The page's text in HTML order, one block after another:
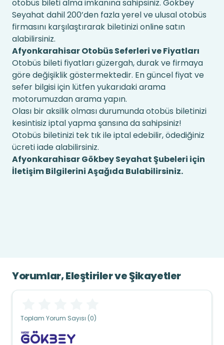
otobüs bileti alma imkanına sahipsiniz. Gökbey
Seyahat dahil 200’den fazla yerel ve ulusal otobüs
firmasını karşılaştırarak biletinizi online satın
alabilirsiniz.
Afyonkarahisar Otobüs Seferleri ve Fiyatları
Otobüs bileti fiyatları güzergah, durak ve firmaya
göre değişiklik göstermektedir. En güncel fiyat ve
sefer bilgisi için lütfen yukarıdaki arama
motorumuzdan arama yapın.
Olası bir aksilik olması durumunda otobüs biletinizi
kesintisiz iptal yapma şansına da sahipsiniz!
Otobüs biletinizi tek tık ile iptal edebilir, ödediğiniz
ücreti iade alabilirsiniz.
Afyonkarahisar Gökbey Seyahat Şubeleri için
İletişim Bilgilerini Aşağıda Bulabilirsiniz.
Yorumlar, Eleştiriler ve Şikayetler
Toplam Yorum Sayısı (0)